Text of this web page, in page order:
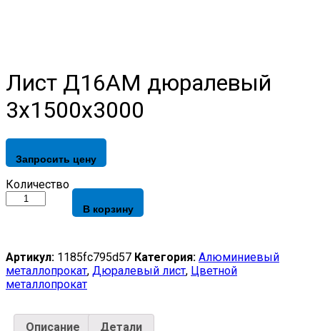
Лист Д16АМ дюралевый
3х1500х3000
Запросить цену
Лист
Д16АМ
Количество
В корзину
Артикул: 1185fc795d57 Категория: Алюминиевый
металлопрокат, Дюралевый лист, Цветной
металлопрокат
Описание Детали